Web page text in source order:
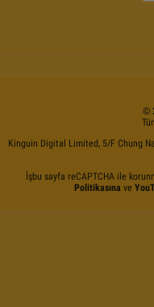
©
Kinguin Digital Limited, 5/F Chung
İşbu sayfa reCAPTCHA ile
Politikasına ve